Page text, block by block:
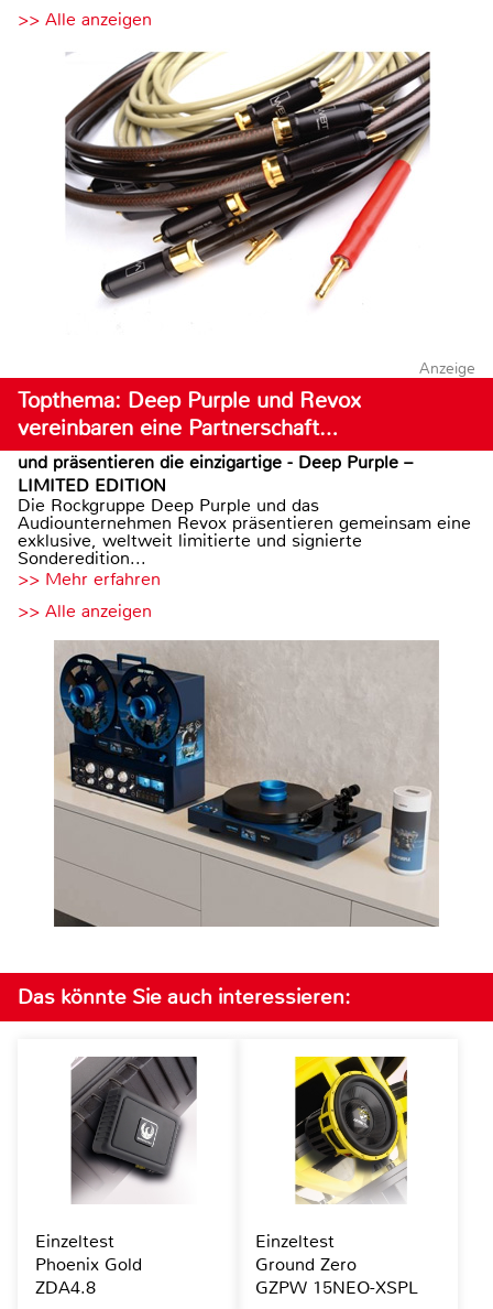
>> Alle anzeigen
Anzeige
Topthema: Deep Purple und Revox
vereinbaren eine Partnerschaft…
und präsentieren die einzigartige - Deep Purple –
LIMITED EDITION
Die Rockgruppe Deep Purple und das
Audiounternehmen Revox präsentieren gemeinsam eine
exklusive, weltweit limitierte und signierte
Sonderedition...
>> Mehr erfahren
>> Alle anzeigen
Das könnte Sie auch interessieren:
Einzeltest
Phoenix Gold
ZDA4.8
Einzeltest
Ground Zero
GZPW 15NEO-XSPL